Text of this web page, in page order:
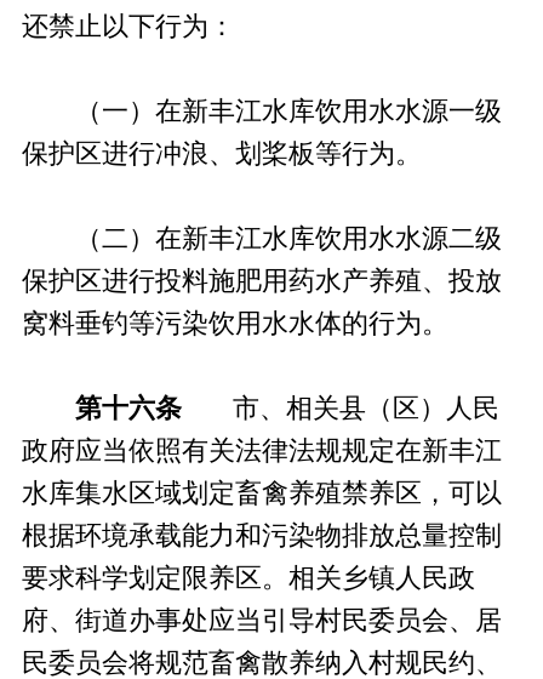
还禁止以下行为：
（一）在新丰江水库饮用水水源一级
保护区进行冲浪、划桨板等行为。
（二）在新丰江水库饮用水水源二级
保护区进行投料施肥用药水产养殖、投放
窝料垂钓等污染饮用水水体的行为。
第十六条 市、相关县（区）人民
政府应当依照有关法律法规规定在新丰江
水库集水区域划定畜禽养殖禁养区，可以
根据环境承载能力和污染物排放总量控制
要求科学划定限养区。相关乡镇人民政
府、街道办事处应当引导村民委员会、居
民委员会将规范畜禽散养纳入村规民约、